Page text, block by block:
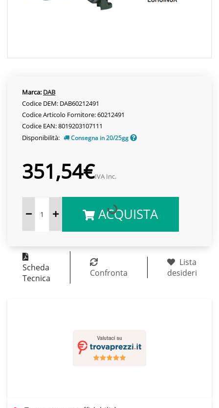
Marca: DAB
Codice DEM: DAB60212491
Codice Articolo Fornitore: 60212491
Codice EAN: 8019203107111
Disponibilità:
Consegna in 20/25gg
351,54€IVA Inc.
ACQUISTA
Scheda
Tecnica
Confronta
Lista
desideri